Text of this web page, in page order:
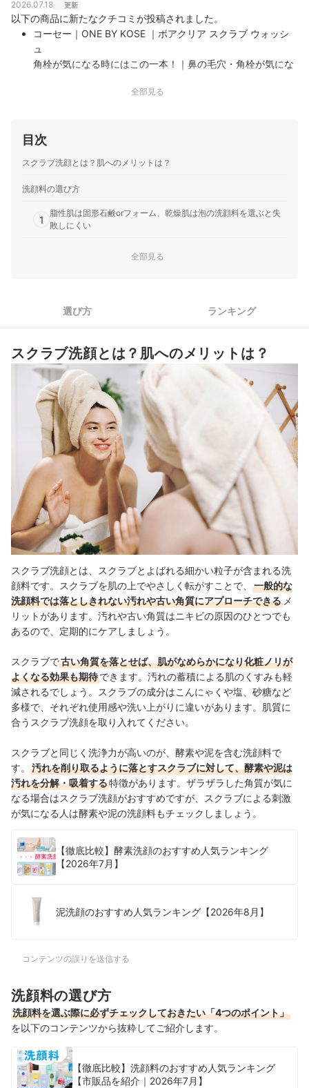
2026.07.18 更新
以下の商品に新たなクチコミが投稿されました。
コーセー｜ONE BY KOSE ｜ポアクリア スクラブ ウォッシ
ュ
角栓が気になる時にはこの一本！｜鼻の毛穴・角栓が気にな
もこに泡立てて優しく顔に乗せてしばらくして洗い流した
全部見る
目次
スクラブ洗顔とは？肌へのメリットは？
洗顔料の選び方
1
脂性肌は固形石鹸orフォーム、乾燥肌は泡の洗顔料を選ぶと失
敗しにくい
4
スクラブ洗顔全8商品おすすめ人気ランキング
売れ筋の人気スクラブ洗顔全8商品を徹底比較！
スクラブ洗顔の正しい使い方は？
毛穴ケアや角質ケアに役立つピーリングアイテムもチェック
そのほかの洗顔料はこちら
スクラブ洗顔の売れ筋ランキングもチェック！
全部見る
選び方 ランキング
スクラブ洗顔とは？肌へのメリットは？
スクラブ洗顔とは、スクラブとよばれる細かい粒子が含まれる洗
顔料です。スクラブを肌の上でやさしく転がすことで、
一般的な
洗顔料では落としきれない汚れや古い角質にアプローチできる メ
リットがあります。汚れや古い角質はニキビの原因のひとつでも
あるので、定期的にケアしましょう。
スクラブで古い角質を落とせば、肌がなめらかになり化粧ノリが
よくなる効果も期待できます。汚れの蓄積による肌のくすみも軽
減されるでしょう。スクラブの成分はこんにゃくや塩、砂糖など
多様で、それぞれ使用感や洗い上がりに違いがあります。肌質に
合うスクラブ洗顔を取り入れてください。
スクラブと同じく洗浄力が高いのが、酵素や泥を含む洗顔料で
す。
汚れを削り取るように落とすスクラブに対して、酵素や泥は
汚れを分解・吸着する特徴があります。ザラザラした角質が気に
なる場合はスクラブ洗顔がおすすめですが、スクラブによる刺激
が気になる人は酵素や泥の洗顔料もチェックしましょう。
【徹底比較】酵素洗顔のおすすめ人気ランキング
【2026年7月】
泥洗顔のおすすめ人気ランキング【2026年8月】
コンテンツの誤りを送信する
洗顔料の選び方
洗顔料を選ぶ際に必ずチェックしておきたい「4つのポイント」
を以下のコンテンツから抜粋してご紹介します。
【徹底比較】洗顔料のおすすめ人気ランキング
【市販品を紹介｜2026年7月】